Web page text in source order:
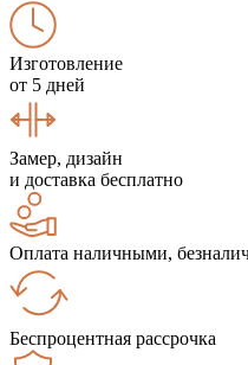
Изготовление
от 5 дней
Замер, дизайн
и доставка бесплатно
Оплата наличными,
Беспроцентная рассрочка